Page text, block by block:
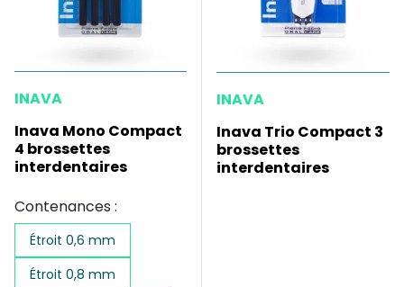
INAVA
Inava Mono Compact
4 brossettes
interdentaires
Contenances :
Étroit 0,6 mm
Étroit 0,8 mm
INAVA
Inava Trio Compact 3
brossettes
interdentaires